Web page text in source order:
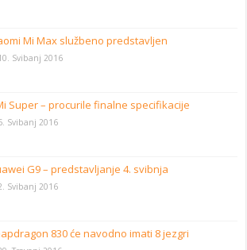
Mi Max službeno predstavljen
Svibanj 2016
Super – procurile finalne specifikacije
Svibanj 2016
G9 – predstavljanje 4. svibnja
Svibanj 2016
830 će navodno imati 8 jezgri